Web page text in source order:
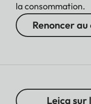
la consommation.
Renoncer
Leica sur